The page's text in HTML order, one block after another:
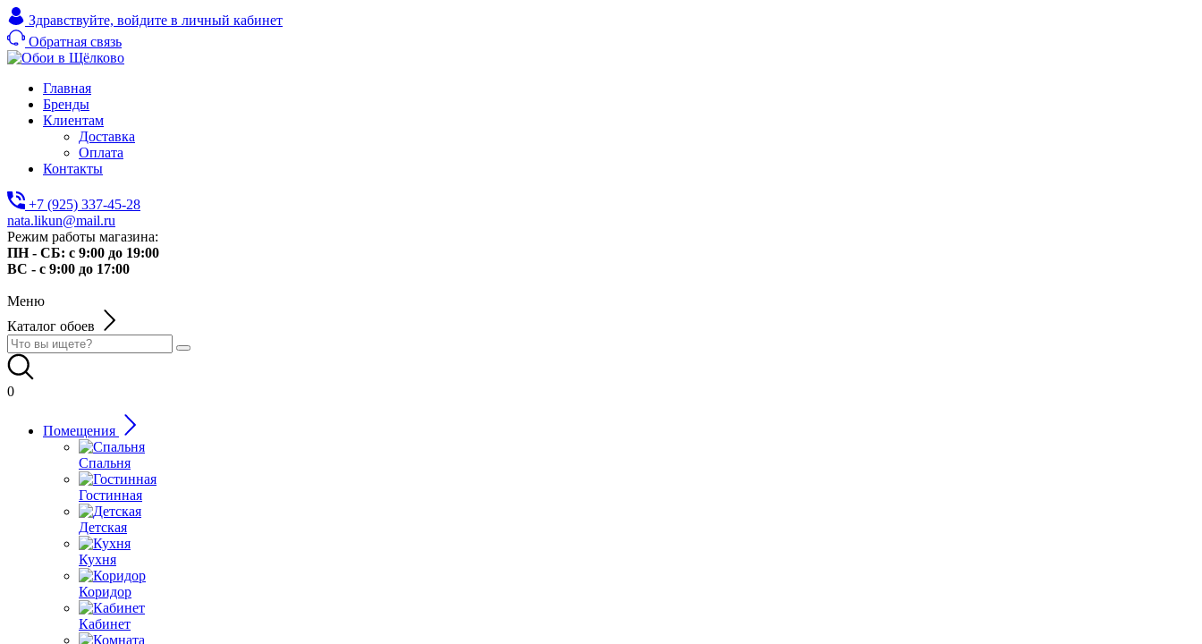
Здравствуйте, войдите в личный кабинет
Обратная связь
Главная
Бренды
Клиентам
Доставка
Оплата
Контакты
+7 (925) 337-45-28
nata.likun@mail.ru
Режим работы магазина:
ПН - СБ: с 9:00 до 19:00
ВС - с 9:00 до 17:00
Меню
Каталог обоев
0
Помещения
Спальня
Гостинная
Детская
Кухня
Коридор
Кабинет